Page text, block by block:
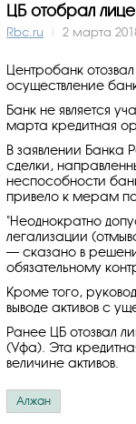
ЦБ отобрал
Rbc.ru | 2 марта
Центробанк
осуществление
Банк не является
марта кредитная
В заявлении Банка
сделки,
неспособности
привело к мерам
"Неоднократно
легализации
— сказано в
обязательному
Кроме того,
выводе активов с
Ранее ЦБ отозвал
(Уфа). Эта
величине активов.
Алжан